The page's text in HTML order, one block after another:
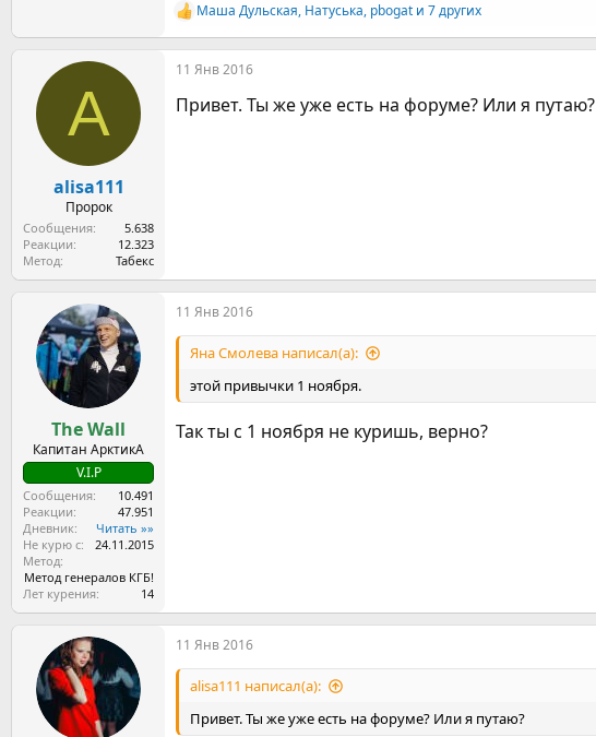
Р
е
а
к
и
Маша Дульская, Натуська, pbogat и 7 других
A
alisa111
Пророк
Сообщения
5.638
Реакции
12.323
Метод
Табекс
11 Янв 2016
Привет. Ты же уже есть на форуме? Или я путаю?
The Wall
Капитан АрктикА
V.I.P
Сообщения
10.491
Реакции
47.951
Дневник
Читать »»
Не курю с
24.11.2015
Метод
Метод генералов КГБ!
Лет курения
14
11 Янв 2016
Яна Смолева написал(а):
этой привычки 1 ноября.
Так ты с 1 ноября не куришь, верно?
11 Янв 2016
alisa111 написал(а):
Привет. Ты же уже есть на форуме? Или я путаю?